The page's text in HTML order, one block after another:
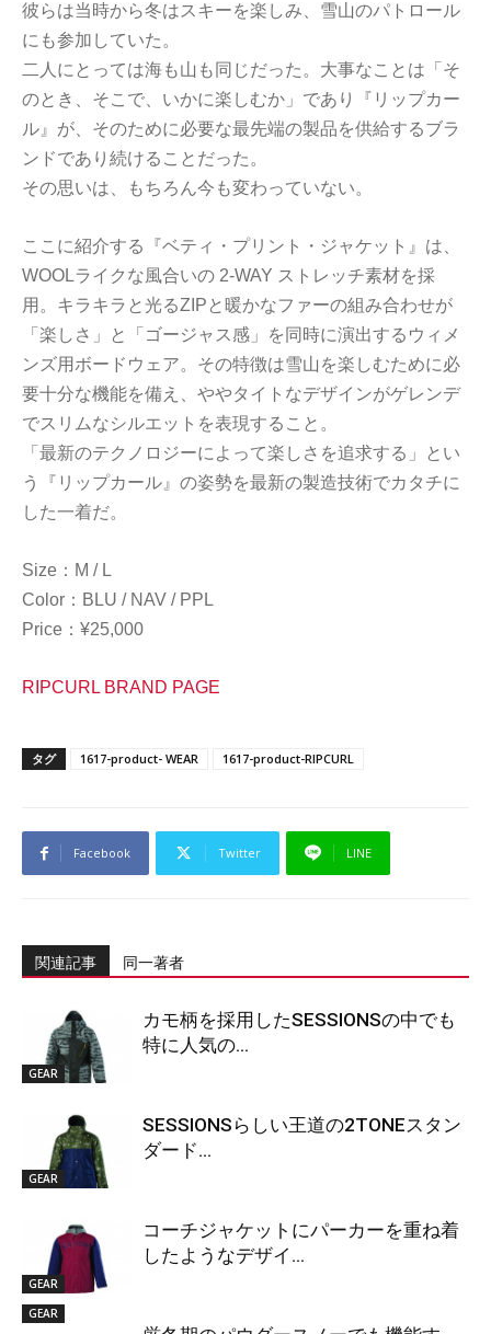
彼らは当時から冬はスキーを楽しみ、雪山のパトロール
にも参加していた。
二人にとっては海も山も同じだった。大事なことは「そ
のとき、そこで、いかに楽しむか」であり『リップカー
ル』が、そのために必要な最先端の製品を供給するブラ
ンドであり続けることだった。
その思いは、もちろん今も変わっていない。
ここに紹介する『ベティ・プリント・ジャケット』は、
WOOLライクな風合いの 2-WAY ストレッチ素材を採
用。キラキラと光るZIPと暖かなファーの組み合わせが
「楽しさ」と「ゴージャス感」を同時に演出するウィメ
ンズ用ボードウェア。その特徴は雪山を楽しむために必
要十分な機能を備え、ややタイトなデザインがゲレンデ
でスリムなシルエットを表現すること。
「最新のテクノロジーによって楽しさを追求する」とい
う『リップカール』の姿勢を最新の製造技術でカタチに
した一着だ。
Size：M / L
Color：BLU / NAV / PPL
Price：¥25,000
RIPCURL BRAND PAGE
タグ 1617-product- WEAR 1617-product-RIPCURL
Facebook Twitter LINE
関連記事 同一著者
GEAR
カモ柄を採用したSESSIONSの中でも
特に人気の...
GEAR
SESSIONSらしい王道の2TONEスタン
ダード...
GEAR
コーチジャケットにパーカーを重ね着
したようなデザイ...
GEAR